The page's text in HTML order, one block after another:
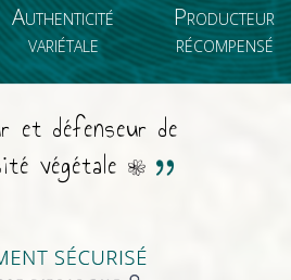
Authenticité
variétale
Producteur
récompensé
et défenseur de
végétale